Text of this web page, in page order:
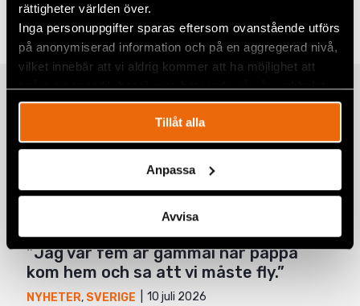
rättigheter världen över.
Inga personuppgifter sparas eftersom ovanstående utförs
på anonymiserad information och på en aggregerad nivå,
vilket innebär att vi aldrig kommer att ha möjlighet att
spåra en specifik besökares beteende på vår webbplats.
Tillåt alla
Anpassa
Avvisa
Facebook
Twitter
Google+
Mail
TaggarAktuellt ,Rättvis rättegång
Relaterade artiklar
Fem år senare har såret från den 11
juli på Kuba ännu inte läkt
NYHETER
”Jag var fem år gammal när pappa
kom hem och sa att vi måste fly.”
NYHETER, SVERIGE 10 juli 2026